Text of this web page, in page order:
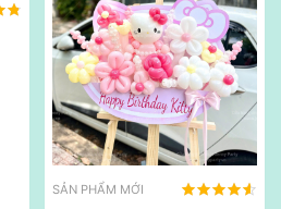
SẢN PHẨM MỚI